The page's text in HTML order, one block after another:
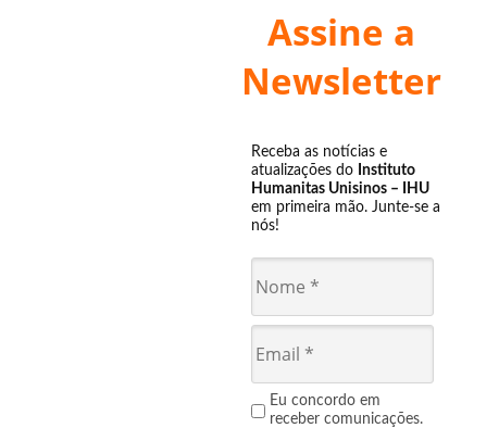
Assine a
Newsletter
Receba as notícias e
atualizações do Instituto
Humanitas Unisinos – IHU
em primeira mão. Junte-se a
nós!
Eu concordo em
receber comunicações.